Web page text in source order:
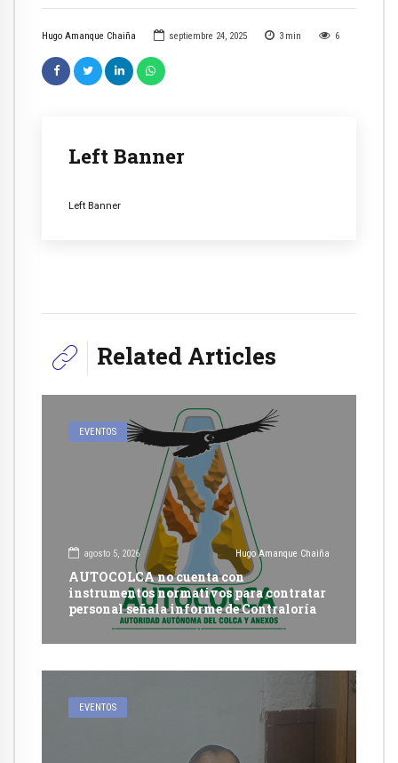
Hugo Amanque Chaiña septiembre 24, 2025 3 min 6
Left Banner
Left Banner
Related Articles
EVENTOS
agosto 5, 2026 Hugo Amanque Chaiña
AUTOCOLCA no cuenta con
instrumentos normativos para contratar
personal señala informe de Contraloría
EVENTOS